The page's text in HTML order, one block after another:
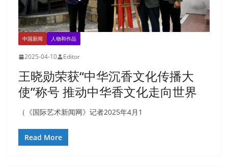
中国新闻 人物和作品
2025-04-10 Editor
王晓勋荣获“中华沉香文化传播大
使”称号 推动中华香文化走向世界
（《国际艺术新闻网》记者2025年4月1
Read More